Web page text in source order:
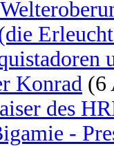
Konrad (6
des
-